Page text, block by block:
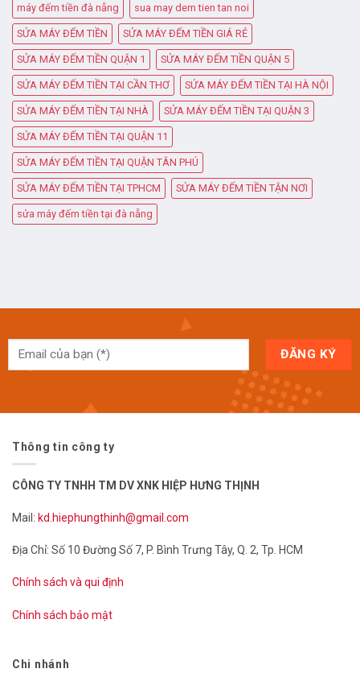
máy đếm tiền đà nẵng sua may dem tien tan noi
SỬA MÁY ĐẾM TIỀN SỬA MÁY ĐẾM TIỀN GIÁ RẺ
SỬA MÁY ĐẾM TIỀN QUẬN 1 SỬA MÁY ĐẾM TIỀN QUẬN 5
SỬA MÁY ĐẾM TIỀN TẠI CẦN THƠ SỬA MÁY ĐẾM TIỀN TẠI HÀ NỘI
SỬA MÁY ĐẾM TIỀN TẠI NHÀ SỬA MÁY ĐẾM TIỀN TẠI QUẬN 3
SỬA MÁY ĐẾM TIỀN TẠI QUẬN 11
SỬA MÁY ĐẾM TIỀN TẠI QUẬN TÂN PHÚ
SỬA MÁY ĐẾM TIỀN TẠI TPHCM SỬA MÁY ĐẾM TIỀN TẬN NƠI
sửa máy đếm tiền tại đà nẵng
Thông tin công ty
CÔNG TY TNHH TM DV XNK HIỆP HƯNG THỊNH
Mail: kd.hiephungthinh@gmail.com
Địa Chỉ: Số 10 Đường Số 7, P. Bình Trưng Tây, Q. 2, Tp. HCM
Chính sách và qui định
Chính sách bảo mật
Chi nhánh